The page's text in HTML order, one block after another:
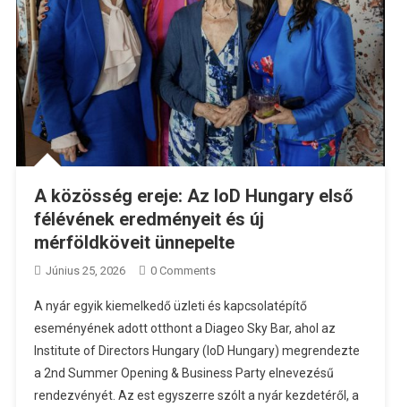
A közösség ereje: Az IoD Hungary első
félévének eredményeit és új
mérföldköveit ünnepelte
Június 25, 2026 0 Comments
A nyár egyik kiemelkedő üzleti és kapcsolatépítő
eseményének adott otthont a Diageo Sky Bar, ahol az
Institute of Directors Hungary (IoD Hungary) megrendezte
a 2nd Summer Opening & Business Party elnevezésű
rendezvényét. Az est egyszerre szólt a nyár kezdetéről, a